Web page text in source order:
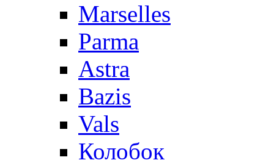
Marselles
Parma
Astra
Bazis
Vals
Колобок